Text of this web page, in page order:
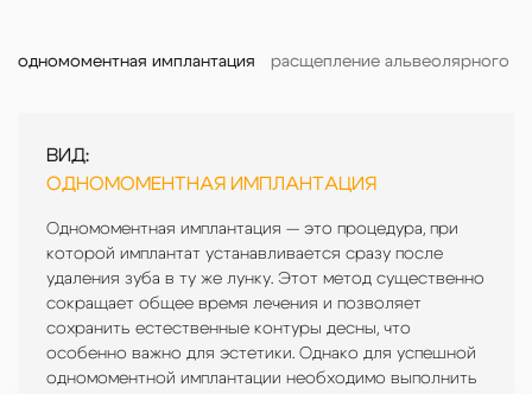
одномоментная имплантация расщепление альвеолярного
ВИД:
ОДНОМОМЕНТНАЯ ИМПЛАНТАЦИЯ
Одномоментная имплантация — это процедура, при
которой имплантат устанавливается сразу после
удаления зуба в ту же лунку. Этот метод существенно
сокращает общее время лечения и позволяет
сохранить естественные контуры десны, что
особенно важно для эстетики. Однако для успешной
одномоментной имплантации необходимо выполнить
РАСЩЕПЛЕНИЕ АЛЬВЕОЛЯРНОГО
Метод расщепления альвеолярного
гребня применяется в случаях
выраженной атрофии костной ткани. Эта
техника позволяет установить имплантаты
даже при недостаточной толщине
костного гребня, обеспечивая надежную
ALL-ON-4 (ВСЕ-НА-ЧЕТЫРЕХ)
ПротоколAll-on-4 представляет собой
одну из самых эффективных методик
полного восстановления зубного ряда с
использованием всего четырех
имплантатов. Эта техника позволяет
быстро восстановить жевательные и
эстетические функции без сложных
ALL-ON-6 (ВСЕ-НА-ШЕСТИ)
МетодикаAll-on-6 является улучшенной
версией протоколаAll-on-4,
предназначенной для пациентов,
нуждающихся в дополнительной
устойчивости конструкции. Установка
шести имплантатов обеспечивает более
прочную фиксацию протеза, что критично